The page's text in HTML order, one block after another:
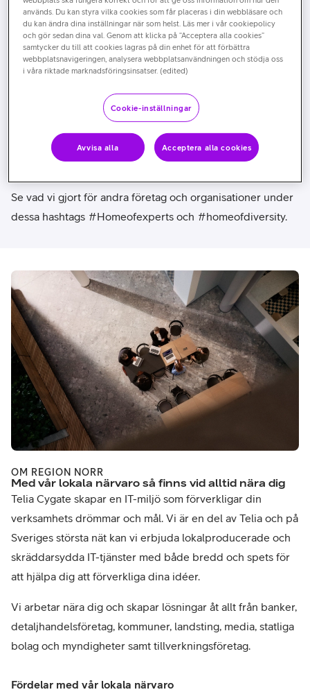
Spetskompetens
Lokal spetskompetens inom lokala nät, säkerhet och moln.
Se vad vi gjort för andra företag och organisationer under
dessa hashtags #Homeofexperts och #homeofdiversity.
OM REGION NORR
Med vår lokala närvaro så finns vid alltid nära dig
Telia Cygate skapar en IT-miljö som förverkligar din
verksamhets drömmar och mål. Vi är en del av Telia och på
Sveriges största nät kan vi erbjuda lokalproducerade och
skräddarsydda IT-tjänster med både bredd och spets för
att hjälpa dig att förverkliga dina idéer.
Vi arbetar nära dig och skapar lösningar åt allt från banker,
detaljhandelsföretag, kommuner, landsting, media, statliga
bolag och myndigheter samt tillverkningsföretag.
Fördelar med vår lokala närvaro
används. Du kan styra vilka cookies som får placeras i din webbläsare och
du kan ändra dina inställningar när som helst. Läs mer i vår cookiepolicy
och gör sedan dina val. Genom att klicka på “Acceptera alla cookies”
samtycker du till att cookies lagras på din enhet för att förbättra
webbplatsnavigeringen, analysera webbplatsanvändningen och stödja oss
i våra riktade marknadsföringsinsatser. (edited)
Cookie-inställningar
Avvisa alla Acceptera alla cookies